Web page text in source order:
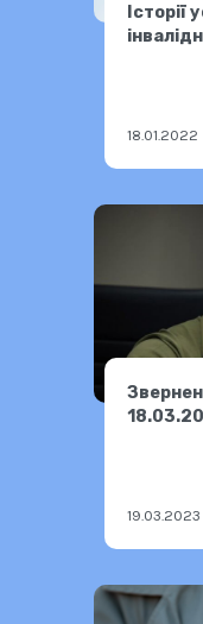
18.01.2022
19.03.2023